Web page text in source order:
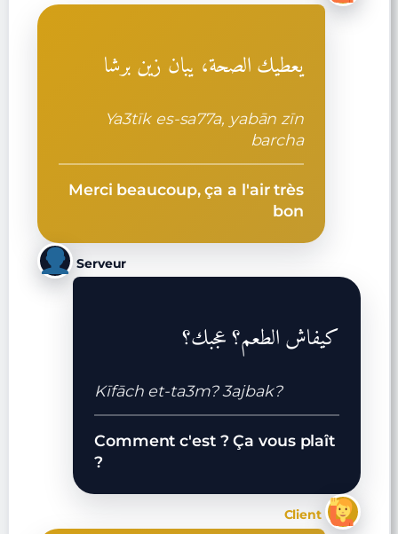
يعطيك الصحة، يبان زين برشا
Ya3tīk es-sa77a, yabān zīn
barcha
Merci beaucoup, ça a l'air très
bon
Serveur
كيفاش الطعم؟ عجبك؟
Kīfāch et-ta3m? 3ajbak?
Comment c'est ? Ça vous plaît
?
Client